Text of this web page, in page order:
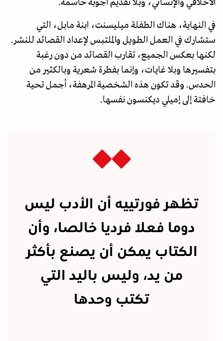
الأخلاقي والإنساني، وبلا تقديم أجوبة حاسمة.
في النهاية، هناك الطفلة ميليسنت، ابنة مابل، التي
ستشارك في العمل الطويل والملتبس لإعداد القصائد للنشر.
لكنها بعكس الجميع، تقارب القصائد من دون رغبة
بتفسيرها وبلا غايات، وإنما بفطرة شعرية وبالكثير من
الحدس. وقد تكون هذه الشخصية المرهفة، أجمل تحية
خافتة إلى إميلي ديكنسون نفسها.
تظهر فورتييه أن الأدب ليس
دوما فعلا فرديا خالصا، وأن
الكتاب يمكن أن يصنع بأكثر
من يد، وليس باليد التي
تكتب وحدها